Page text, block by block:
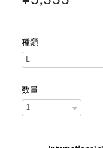
種類
数量